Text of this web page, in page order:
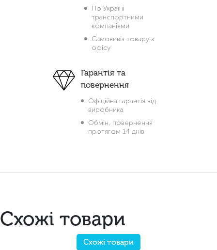
По Україні
транспортними
компаніями
Самовивіз товару з
офісу
Гарантія та
повернення
Офіційна гарантія від
виробника
Обмін, повернення
протягом 14 днів
Схожі товари
Схожі товари